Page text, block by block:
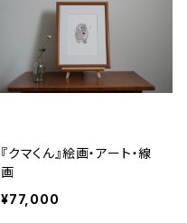
『クマくん』絵画・アート・線
画
¥77,000